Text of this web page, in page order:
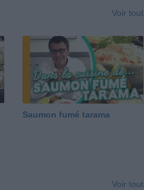
Voir tout
Saumon fumé tarama
Voir tout